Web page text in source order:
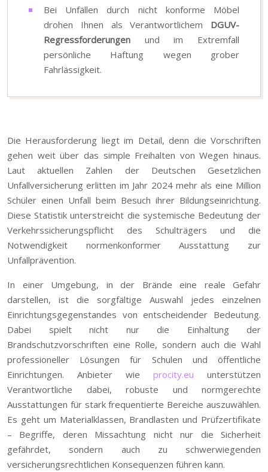
Bei Unfällen durch nicht konforme Möbel
drohen Ihnen als Verantwortlichem DGUV-
Regressforderungen und im Extremfall
persönliche Haftung wegen grober
Fahrlässigkeit.
Die Herausforderung liegt im Detail, denn die Vorschriften
gehen weit über das simple Freihalten von Wegen hinaus.
Laut aktuellen Zahlen der Deutschen Gesetzlichen
Unfallversicherung erlitten im Jahr 2024 mehr als eine Million
Schüler einen Unfall beim Besuch ihrer Bildungseinrichtung.
Diese Statistik unterstreicht die systemische Bedeutung der
Verkehrssicherungspflicht des Schulträgers und die
Notwendigkeit normenkonformer Ausstattung zur
Unfallprävention.
In einer Umgebung, in der Brände eine reale Gefahr
darstellen, ist die sorgfältige Auswahl jedes einzelnen
Einrichtungsgegenstandes von entscheidender Bedeutung.
Dabei spielt nicht nur die Einhaltung der
Brandschutzvorschriften eine Rolle, sondern auch die Wahl
professioneller Lösungen für Schulen und öffentliche
Einrichtungen. Anbieter wie procity.eu unterstützen
Verantwortliche dabei, robuste und normgerechte
Ausstattungen für stark frequentierte Bereiche auszuwählen.
Es geht um Materialklassen, Brandlasten und Prüfzertifikate
– Begriffe, deren Missachtung nicht nur die Sicherheit
gefährdet, sondern auch zu schwerwiegenden
versicherungsrechtlichen Konsequenzen führen kann.